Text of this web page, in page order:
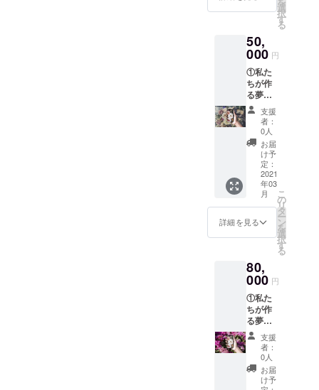
有効」
ト。 も
ちろん
のコン
テン
ツ、
サービ
ス利用
可能で
す☆
②MAH
ALO
食べ飲
み放題
お食事
券×1枚
(MAHA
LOでの
食べ飲
み放題1
※「有効
お店が
営業す
る限り
有効」
選
択
す
る
50,
000 円
①私た
ちが作
る夢の
プラッ
トホー
【Ariga
to革
命】会
費月
2,000円
の1年間
パス
ポー
ト。 も
ちろん
のコン
テン
ツ、
サービ
ス利用
可能で
す☆
②MAH
ALO
【3か月
間分】
支援
者：
0人
お届
け予
定：
2021
年03
月
詳細を見る
こ
の
リ
タ
ー
ン
を
選
択
す
る
80,
000 円
①私た
ちが作
る夢の
プラッ
トホー
【Ariga
to革
支援
者：
0人
お届
け予